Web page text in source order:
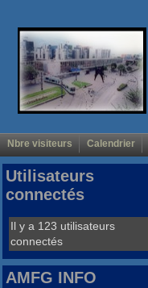
Nbre visiteurs Calendrier
Utilisateurs
connectés
Il y a 123 utilisateurs
connectés
AMFG INFO